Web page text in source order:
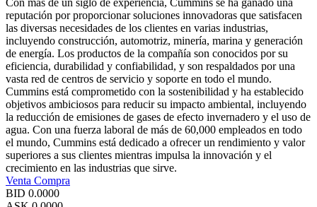
Con más de un siglo de experiencia, Cummins se ha ganado una
reputación por proporcionar soluciones innovadoras que satisfacen
las diversas necesidades de los clientes en varias industrias,
incluyendo construcción, automotriz, minería, marina y generación
de energía. Los productos de la compañía son conocidos por su
eficiencia, durabilidad y confiabilidad, y son respaldados por una
vasta red de centros de servicio y soporte en todo el mundo.
Cummins está comprometido con la sostenibilidad y ha establecido
objetivos ambiciosos para reducir su impacto ambiental, incluyendo
la reducción de emisiones de gases de efecto invernadero y el uso de
agua. Con una fuerza laboral de más de 60,000 empleados en todo
el mundo, Cummins está dedicado a ofrecer un rendimiento y valor
superiores a sus clientes mientras impulsa la innovación y el
crecimiento en las industrias que sirve.
Venta Compra
BID 0.0000